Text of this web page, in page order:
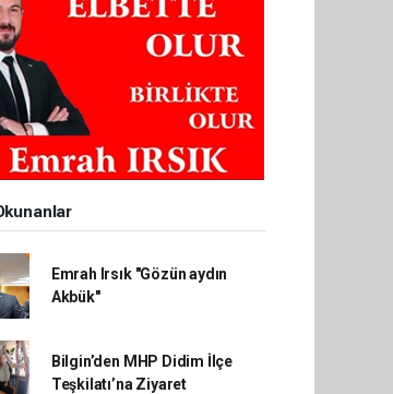
Emrah Irsık "Gözün aydın
Akbük"
Bilgin’den MHP Didim İlçe
Teşkilatı’na Ziyaret